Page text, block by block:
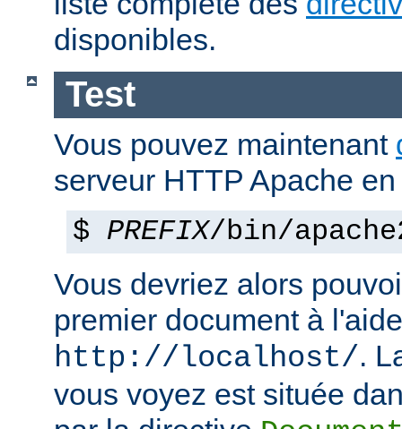
disponibles.
Test
Vous pouvez maintenant
serveur HTTP Apache
$ PREFIX/bin/
Vous devriez alors
premier document à
http://localhost/.
vous voyez est située